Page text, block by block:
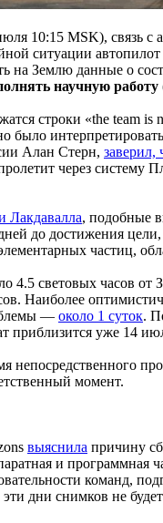
10:15 MSK), связь
ситуации
на Землю данные о
научную работу
строки «the team
было
Алан Стерн, заверил,
через систему
Лакдавалла, подобные
до достижения цели,
частиц,
4.5 световых часов
Наиболее
— около 1 суток.
приблизится уже 14
непосредственного
момент.
выяснила причину
и
команд,
дни снимков не